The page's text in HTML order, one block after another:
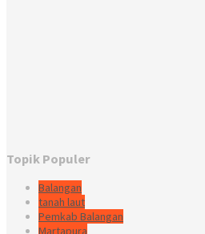
Topik Populer
Balangan
tanah laut
Pemkab Balangan
Martapura